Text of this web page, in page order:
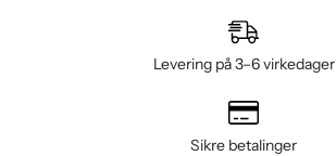
Levering på 3–6 virkedager
Sikre betalinger